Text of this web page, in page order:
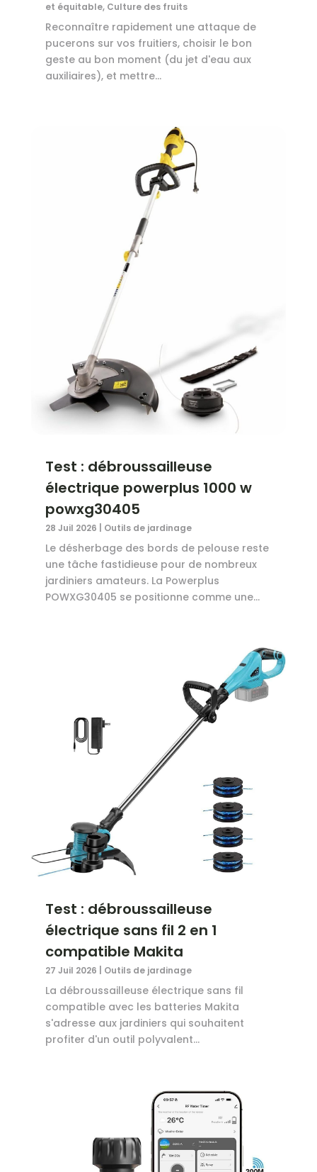
et équitable, Culture des fruits
Reconnaître rapidement une attaque de
pucerons sur vos fruitiers, choisir le bon
geste au bon moment (du jet d'eau aux
auxiliaires), et mettre...
Test : débroussailleuse
électrique powerplus 1000 w
powxg30405
28 Juil 2026 Outils de jardinage
Le désherbage des bords de pelouse reste
une tâche fastidieuse pour de nombreux
jardiniers amateurs. La Powerplus
POWXG30405 se positionne comme une...
Test : débroussailleuse
électrique sans fil 2 en 1
compatible Makita
27 Juil 2026 Outils de jardinage
La débroussailleuse électrique sans fil
compatible avec les batteries Makita
s'adresse aux jardiniers qui souhaitent
profiter d'un outil polyvalent...